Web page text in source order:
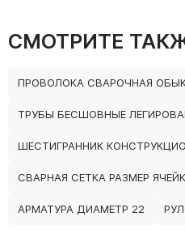
СМОТРИТЕ
ПРОВОЛОКА СВАРОЧНАЯ
ТРУБЫ БЕСШОВНЫЕ
ШЕСТИГРАННИК
СВАРНАЯ СЕТКА РАЗМЕР
АРМАТУРА ДИАМЕТР 22